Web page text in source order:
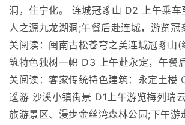
洞，住宁化。 连城冠豸山 D2 上午乘车
人之源九龙湖洞;午餐后赴连城，游览冠
关阅读：闽南古松苍穹之美连城冠豸山
筑特色独树一帜 D3 上午赴永定，午餐
关阅读：客家传统特色建筑：永定土楼
遥游 沙溪小镇街景 D1上午游览梅列瑞
旅游景区、漫步金丝湾森林公园;下午游